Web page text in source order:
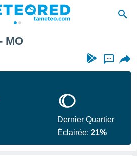
MO
...
Dernier Quartier
Éclairée:21%